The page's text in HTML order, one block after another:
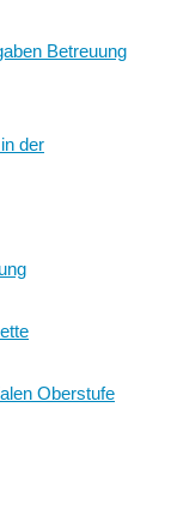
Betreuung
der
Oberstufe